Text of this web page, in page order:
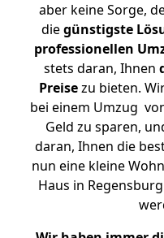
aber keine Sorge,
diegünstigste
professionellen
stets daran, Ihnen
Preisezu bieten.
bei einem Umzug
Geld zu sparen,
daran, Ihnen die
nun eine kleine
Haus in